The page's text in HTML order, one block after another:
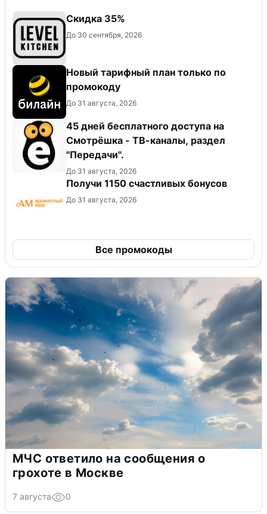
Скидка 35%
До 30 сентября, 2026
Новый тарифный план только по
промокоду
До 31 августа, 2026
45 дней бесплатного доступа на
Смотрёшка - ТВ-каналы, раздел
"Передачи".
До 31 августа, 2026
Получи 1150 счастливых бонусов
До 31 августа, 2026
Все промокоды
МЧС ответило на сообщения о
грохоте в Москве
7 августа 0